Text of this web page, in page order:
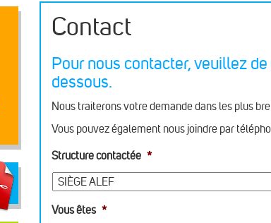
Contact
Pour nous contacter, veuillez
dessous.
Nous traiterons votre demande dans les plus
Vous pouvez également nous joindre par
Structure contactée *
Vous êtes *